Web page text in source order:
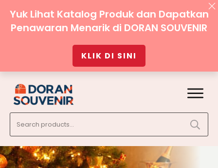
for:
Yuk Lihat Katalog Produk dan Dapatkan
Penawaran Menarik di DORAN SOUVENIR
KLIK DI SINI